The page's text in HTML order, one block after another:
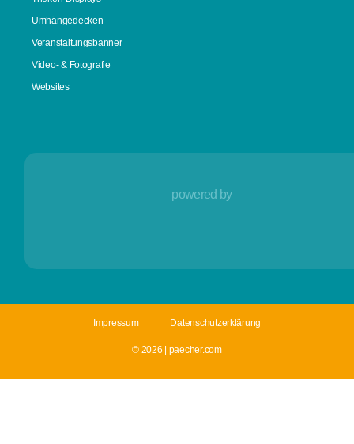
Umhängedecken
Veranstaltungsbanner
Video- & Fotografie
Websites
powered by
Impressum Datenschutzerklärung
© 2026 | paecher.com